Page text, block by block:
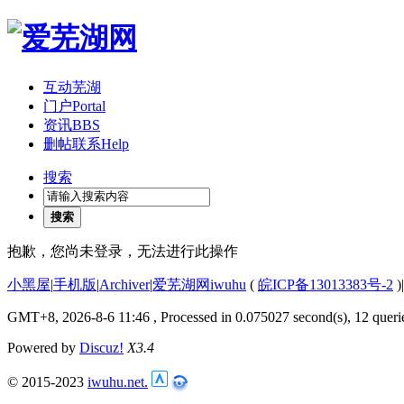
互动芜湖
门户Portal
资讯BBS
删帖联系Help
搜索
搜索
抱歉，您尚未登录，无法进行此操作
小黑屋|手机版|Archiver|爱芜湖网iwuhu ( 皖ICP备13013383号-2 )|
GMT+8, 2026-8-6 11:46 , Processed in 0.075027 second(s), 12
Powered by Discuz! X3.4
© 2015-2023 iwuhu.net.